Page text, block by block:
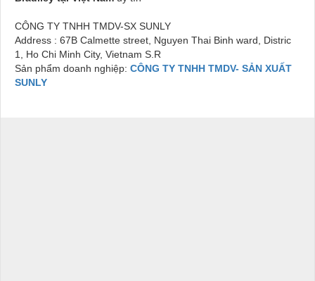
CÔNG TY TNHH TMDV-SX SUNLY
Address : 67B Calmette street, Nguyen Thai Binh ward, Distric
1, Ho Chi Minh City, Vietnam S.R
Sản phẩm doanh nghiệp: CÔNG TY TNHH TMDV- SẢN XUẤT
SUNLY